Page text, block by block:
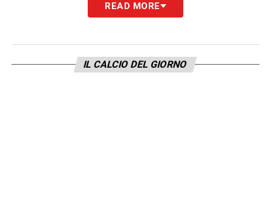
Ammonizioneper Pavoletti
LA PLAYLIST DELLE NOSTRE TOP NEWS
READ MORE
IL CALCIO DEL GIORNO